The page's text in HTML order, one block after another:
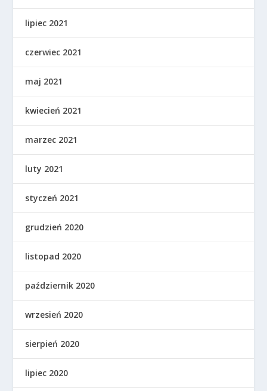
lipiec 2021
czerwiec 2021
maj 2021
kwiecień 2021
marzec 2021
luty 2021
styczeń 2021
grudzień 2020
listopad 2020
październik 2020
wrzesień 2020
sierpień 2020
lipiec 2020